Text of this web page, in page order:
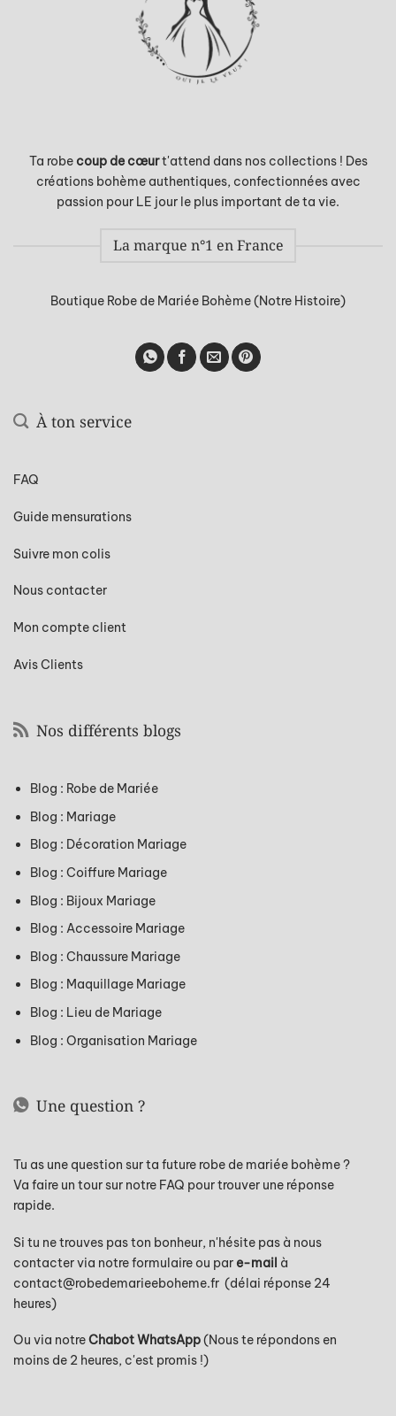
Ta robecoup de cœurt'attend dans nos collections ! Des
créations bohème authentiques, confectionnées avec
passion pour LE jour le plus important de ta vie.
La marque n°1 en France
Boutique Robe de Mariée Bohème (Notre Histoire)
À ton service
FAQ
Guide mensurations
Suivre mon colis
Nous contacter
Mon compte client
Avis Clients
Nos différents blogs
Blog : Robe de Mariée
Blog : Mariage
Blog : Décoration Mariage
Blog : Coiffure Mariage
Blog : Bijoux Mariage
Blog : Accessoire Mariage
Blog : Chaussure Mariage
Blog : Maquillage Mariage
Blog : Lieu de Mariage
Blog : Organisation Mariage
Une question ?
Tu as une question sur ta future robe de mariée bohème ?
Va faire un tour sur notre FAQ pour trouver une réponse
rapide.
Si tu ne trouves pas ton bonheur, n'hésite pas à nous
contacter via notre formulaire ou par e-mail à
contact@robedemarieeboheme.fr (délai réponse 24
heures)
Ou via notreChabot WhatsApp(Nous te répondons en
moins de 2 heures, c'est promis !)